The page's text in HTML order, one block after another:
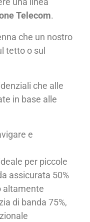
Telecom.
che un nostro
tetto o sul
che alle
in base alle
e
per piccole
assicurata 50%
altamente
di banda 75%,